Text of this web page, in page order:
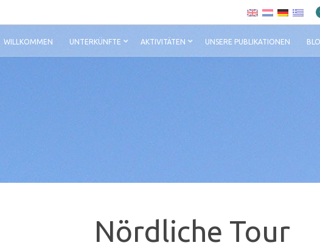
WILLKOMMEN UNTERKÜNFTE AKTIVITÄTEN UNSERE PUBLIKATIONEN
Nördliche Tour